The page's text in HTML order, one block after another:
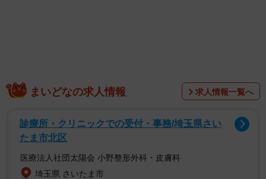
まいどなの求人情報 求人情報一覧へ
診療所・クリニックでの受付・事務/埼玉県さい
たま市北区
医療法人社団太陽会 小野整形外科・皮膚科
埼玉県 さいたま市